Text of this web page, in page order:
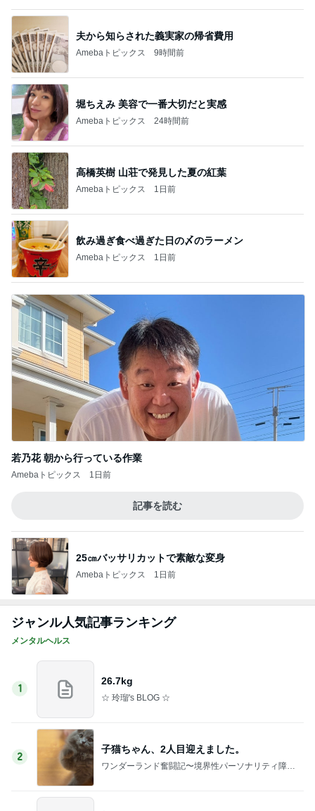
夫から知らされた義実家の帰省費用
Amebaトピックス 9時間前
堀ちえみ 美容で一番大切だと実感
Amebaトピックス 24時間前
高橋英樹 山荘で発見した夏の紅葉
Amebaトピックス 1日前
飲み過ぎ食べ過ぎた日の〆のラーメン
Amebaトピックス 1日前
若乃花 朝から行っている作業
Amebaトピックス 1日前
記事を読む
25㎝バッサリカットで素敵な変身
Amebaトピックス 1日前
ジャンル人気記事ランキング
メンタルヘルス
1
26.7kg
☆ 玲瑠's BLOG ☆
2
子猫ちゃん、2人目迎えました。
ワンダーランド奮闘記〜境界性パーソナリティ障害